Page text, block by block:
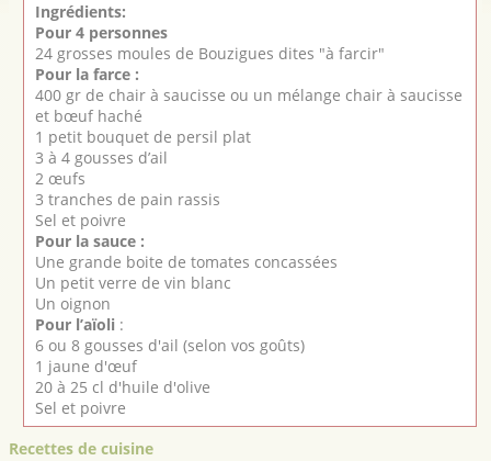
Ingrédients:
Pour 4 personnes
24 grosses moules de Bouzigues dites "à farcir"
Pour la farce :
400 gr de chair à saucisse ou un mélange chair à saucisse
et bœuf haché
1 petit bouquet de persil plat
3 à 4 gousses d’ail
2 œufs
3 tranches de pain rassis
Sel et poivre
Pour la sauce :
Une grande boite de tomates concassées
Un petit verre de vin blanc
Un oignon
Pour l’aïoli :
6 ou 8 gousses d'ail (selon vos goûts)
1 jaune d'œuf
20 à 25 cl d'huile d'olive
Sel et poivre
Recettes de cuisine